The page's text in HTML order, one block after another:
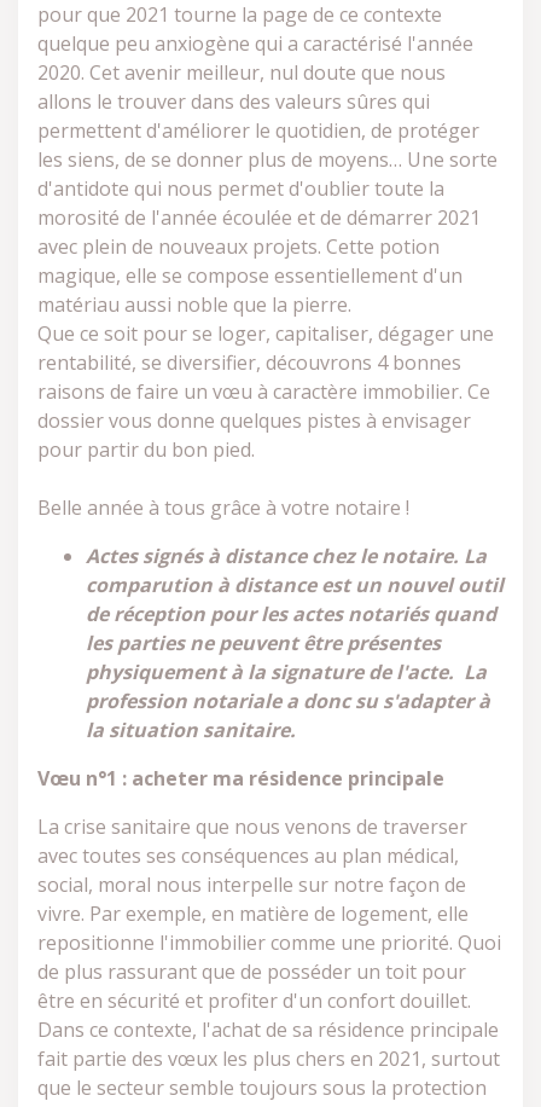
pour que 2021 tourne la page de ce contexte
quelque peu anxiogène qui a caractérisé l'année
2020. Cet avenir meilleur, nul doute que nous
allons le trouver dans des valeurs sûres qui
permettent d'améliorer le quotidien, de protéger
les siens, de se donner plus de moyens… Une sorte
d'antidote qui nous permet d'oublier toute la
morosité de l'année écoulée et de démarrer 2021
avec plein de nouveaux projets. Cette potion
magique, elle se compose essentiellement d'un
matériau aussi noble que la pierre.
Que ce soit pour se loger, capitaliser, dégager une
rentabilité, se diversifier, découvrons 4 bonnes
raisons de faire un vœu à caractère immobilier. Ce
dossier vous donne quelques pistes à envisager
pour partir du bon pied.
Belle année à tous grâce à votre notaire !
Actes signés à distance chez le notaire. La
comparution à distance est un nouvel outil
de réception pour les actes notariés quand
les parties ne peuvent être présentes
physiquement à la signature de l'acte. La
profession notariale a donc su s'adapter à
la situation sanitaire.
Vœu n°1 : acheter ma résidence principale
La crise sanitaire que nous venons de traverser
avec toutes ses conséquences au plan médical,
social, moral nous interpelle sur notre façon de
vivre. Par exemple, en matière de logement, elle
repositionne l'immobilier comme une priorité. Quoi
de plus rassurant que de posséder un toit pour
être en sécurité et profiter d'un confort douillet.
Dans ce contexte, l'achat de sa résidence principale
fait partie des vœux les plus chers en 2021, surtout
que le secteur semble toujours sous la protection